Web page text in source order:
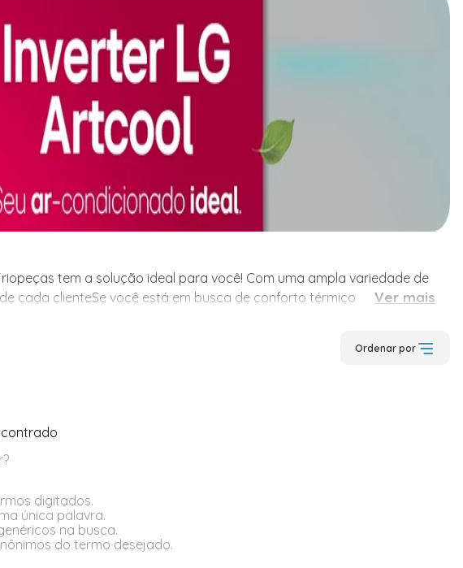
tem a solução ideal para você! Com uma ampla variedade de
tem a solução ideal para você! Com uma ampla variedade de
cada clienteSe você está em busca de conforto térmico para qualquer
Ver mais
Ordenar por
digitados.
única palavra.
na busca.
do termo desejado.